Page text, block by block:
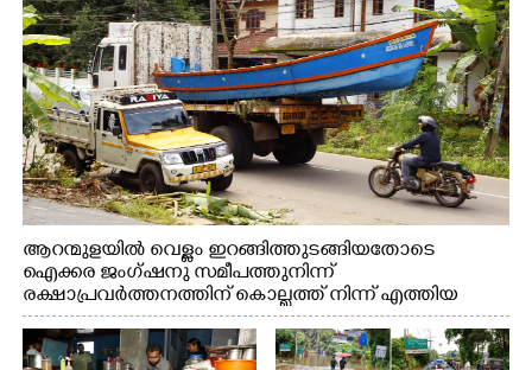
ആറന്മുളയിൽ വെള്ളം ഇറങ്ങിത്തുടങ്ങിയതോടെ
ഐക്കര ജംഗ്ഷനു സമീപത്തുനിന്ന്
രക്ഷാപ്രവർത്തനത്തിന് കൊല്ലത്ത് നിന്ന് എത്തിയ
ബോട്ടുകൾ തിരികെക്കൊണ്ടുപോകുന്നു.